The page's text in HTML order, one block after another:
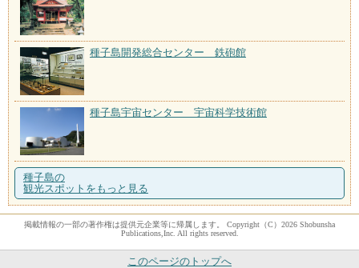
種子島開発総合センター 鉄砲館
種子島宇宙センター 宇宙科学技術館
種子島の
観光スポットをもっと見る
掲載情報の一部の著作権は提供元企業等に帰属します。 Copyright（C）2026 Shobunsha
Publications,Inc. All rights reserved.
このページのトップへ